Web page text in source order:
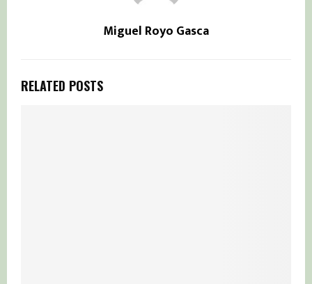
Miguel Royo Gasca
RELATED POSTS